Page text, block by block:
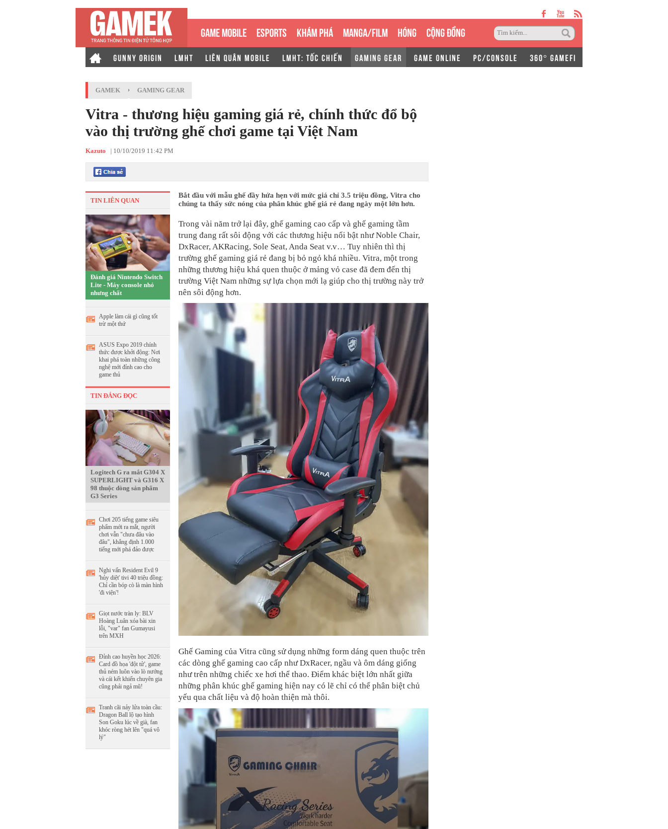
GAME MOBILE ESPORTS KHÁM PHÁ MANGA/FILM HÓNG CỘNG ĐỒNG
GUNNY ORIGIN LMHT LIÊN QUÂN MOBILE LMHT: TỐC CHIẾN GAMING GEAR GAME ONLINE PC/CONSOLE 360° GAMEFI
GAMEK › GAMING GEAR
Vitra - thương hiệu gaming giá rẻ, chính thức đổ bộ
vào thị trường ghế chơi game tại Việt Nam
Kazuto | 10/10/2019 11:42 PM
TIN LIÊN QUAN
Đánh giá Nintendo Switch
Lite - Máy console nhỏ
nhưng chất
Apple làm cái gì cũng tốt
trừ một thứ
ASUS Expo 2019 chính
thức được khởi động: Nơi
khai phá toàn những công
nghệ mới đỉnh cao cho
game thủ
TIN ĐÁNG ĐỌC
Logitech G ra mắt G304 X
SUPERLIGHT và G316 X
98 thuộc dòng sản phẩm
G3 Series
Chơi 205 tiếng game siêu
phẩm mới ra mắt, người
chơi vẫn "chưa đâu vào
đâu", khẳng định 1.000
tiếng mới phá đảo được
Nghi vấn Resident Evil 9
'hủy diệt' tivi 40 triệu đồng:
Chỉ cần bóp cò là màn hình
'đi viện'!
Giọt nước tràn ly: BLV
Hoàng Luân xóa bài xin
lỗi, "var" fan Gumayusi
trên MXH
Đỉnh cao huyền học 2026:
Card đồ họa 'đột tử', game
thủ ném luôn vào lò nướng
và cái kết khiến chuyên gia
cũng phải ngả mũ!
Tranh cãi nảy lửa toàn cầu:
Dragon Ball lộ tạo hình
Son Goku lúc về già, fan
khóc ròng hét lên "quá vô
lý"
Bắt đầu với mẫu ghế đầy hứa hẹn với mức giá chỉ 3.5 triệu đồng, Vitra cho
chúng ta thấy sức nóng của phân khúc ghế giá rẻ đang ngày một lớn hơn.
Trong vài năm trở lại đây, ghế gaming cao cấp và ghế gaming tầm
trung đang rất sôi động với các thương hiệu nổi bật như Noble Chair,
DxRacer, AKRacing, Sole Seat, Anda Seat v.v… Tuy nhiên thì thị
trường ghế gaming giá rẻ đang bị bỏ ngỏ khá nhiều. Vitra, một trong
những thương hiệu khá quen thuộc ở mảng vỏ case đã đem đến thị
trường Việt Nam những sự lựa chọn mới lạ giúp cho thị trường này trở
nên sôi động hơn.
Ghế Gaming của Vitra cũng sử dụng những form dáng quen thuộc trên
các dòng ghế gaming cao cấp như DxRacer, ngầu và ôm dáng giống
như trên những chiếc xe hơi thể thao. Điểm khác biệt lớn nhất giữa
những phân khúc ghế gaming hiện nay có lẽ chỉ có thể phân biệt chủ
yếu qua chất liệu và độ hoàn thiện mà thôi.